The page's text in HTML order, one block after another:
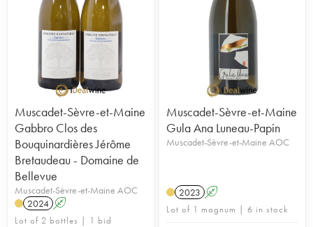
Muscadet-Sèvre-et-Maine
Gabbro Clos des
Bouquinardières Jérôme
Bretaudeau - Domaine de
Bellevue
Muscadet-Sèvre-et-Maine AOC
2024 A
Lot of 2 bottles | 1 bid
Muscadet-Sèvre-et-Maine
Gula Ana Luneau-Papin
Muscadet-Sèvre-et-Maine AOC
2023 A
Lot of 1 magnum | 6 in stock